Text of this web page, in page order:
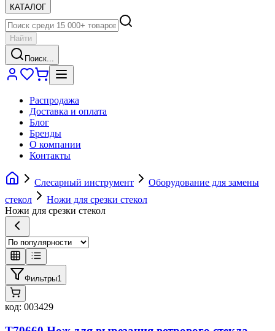
КАТАЛОГ
Найти
Поиск...
Распродажа
Доставка и оплата
Блог
Бренды
О компании
Контакты
Слесарный инструмент
Оборудование для замены
стекол
Ножи для срезки стекол
Ножи для срезки стекол
Фильтры1
код: 003429